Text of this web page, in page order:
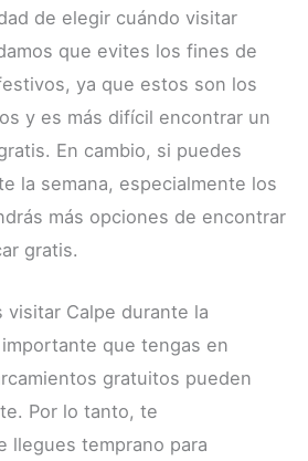
de elegir cuándo visitar
que evites los fines de
ya que estos son los
y es más difícil encontrar un
En cambio, si puedes
la semana, especialmente los
más opciones de encontrar
gratis.
visitar Calpe durante la
que tengas en
gratuitos pueden
Por lo tanto, te
llegues temprano para